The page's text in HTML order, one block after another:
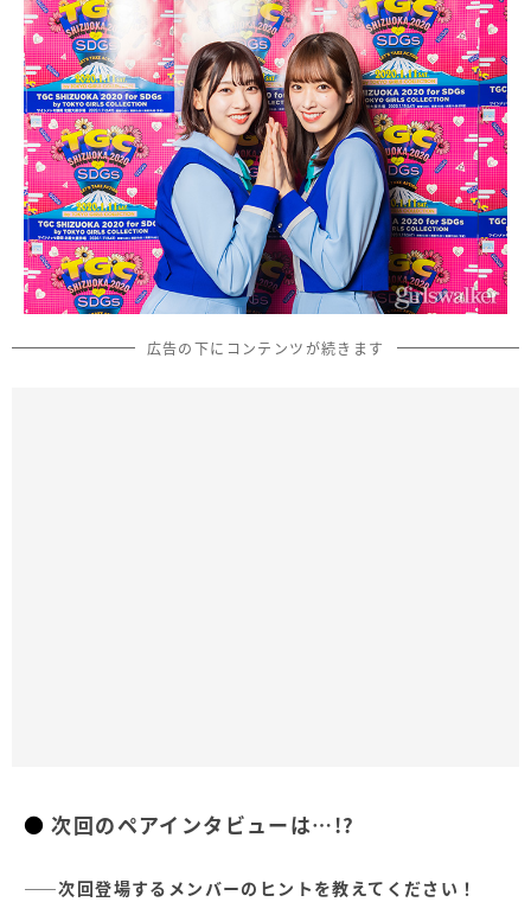
広告の下にコンテンツが続きます
次回のペアインタビューは…!?
――次回登場するメンバーのヒントを教えてください！